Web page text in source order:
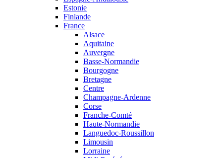
Estonie
Finlande
France
Alsace
Aquitaine
Auvergne
Basse-Normandie
Bourgogne
Bretagne
Centre
Champagne-Ardenne
Corse
Franche-Comté
Haute-Normandie
Languedoc-Roussillon
Limousin
Lorraine